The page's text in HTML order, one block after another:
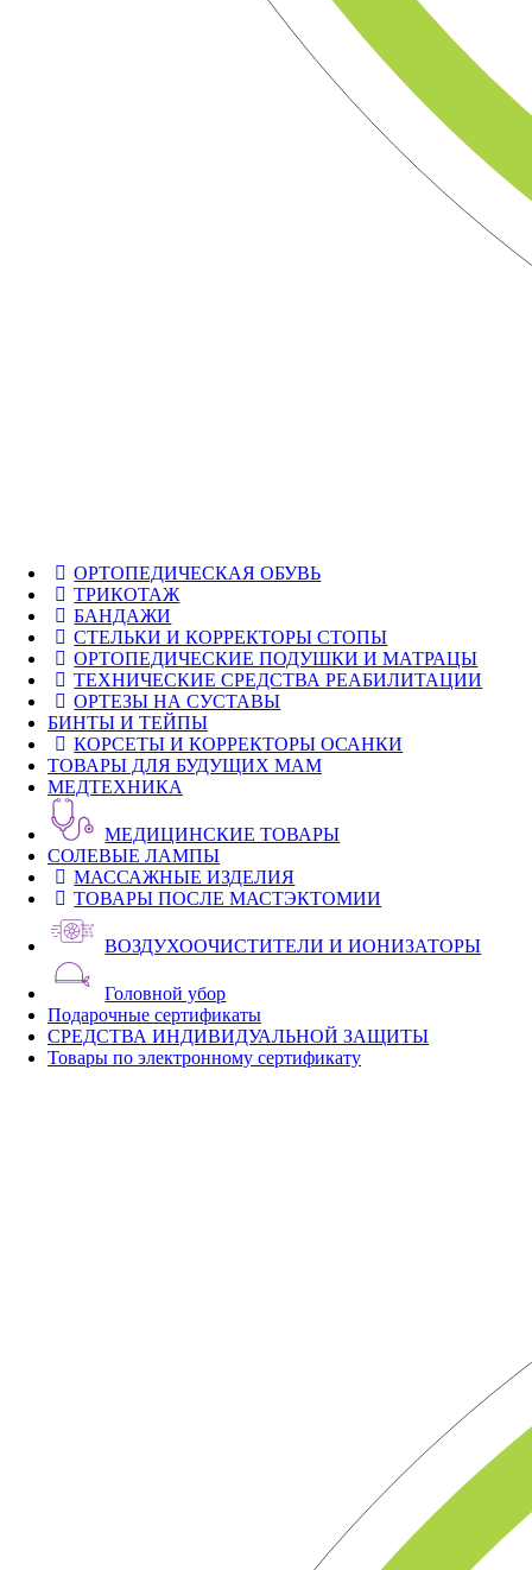
ОРТОПЕДИЧЕСКАЯ ОБУВЬ
ТРИКОТАЖ
БАНДАЖИ
СТЕЛЬКИ И КОРРЕКТОРЫ СТОПЫ
ОРТОПЕДИЧЕСКИЕ ПОДУШКИ И МАТРАЦЫ
ТЕХНИЧЕСКИЕ СРЕДСТВА РЕАБИЛИТАЦИИ
ОРТЕЗЫ НА СУСТАВЫ
БИНТЫ И ТЕЙПЫ
КОРСЕТЫ И КОРРЕКТОРЫ ОСАНКИ
ТОВАРЫ ДЛЯ БУДУЩИХ МАМ
МЕДТЕХНИКА
МЕДИЦИНСКИЕ ТОВАРЫ
СОЛЕВЫЕ ЛАМПЫ
МАССАЖНЫЕ ИЗДЕЛИЯ
ТОВАРЫ ПОСЛЕ МАСТЭКТОМИИ
ВОЗДУХООЧИСТИТЕЛИ И ИОНИЗАТОРЫ
Головной убор
Подарочные сертификаты
СРЕДСТВА ИНДИВИДУАЛЬНОЙ ЗАЩИТЫ
Товары по электронному сертификату